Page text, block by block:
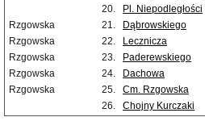
20.
Pl. Niepodległości
Rzgowska
21. Dąbrowskiego
Rzgowska
22. Lecznicza
Rzgowska
23. Paderewskiego
Rzgowska
24. Dachowa
Rzgowska
25. Cm. Rzgowska
26.
Chojny Kurczaki